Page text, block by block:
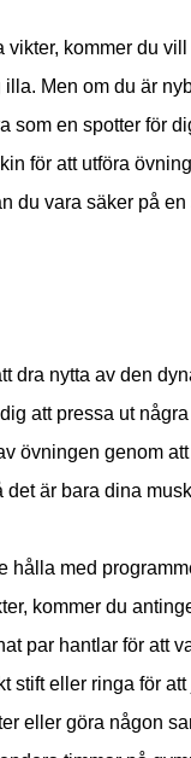
kommer du
Men om du är
som en spotter för
för att utföra
du vara säker på
dra nytta av den
att pressa ut
övningen genom
är bara dina
hålla med
kommer du
par hantlar för att
stift eller ringa för
eller göra någon